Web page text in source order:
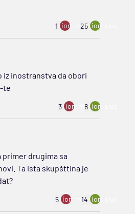
1 ion:minus
25 ion:plus
iz inostranstva da obori
te
3 ion:minus
8 ion:plus
primer drugima sa
Ta ista skupšttina je
5 ion:minus
14 ion:plus